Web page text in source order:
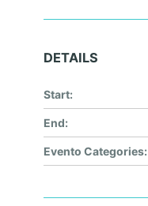
L
L
N
D
E
E
S
DETAILS
Start:
End:
Evento Categories: